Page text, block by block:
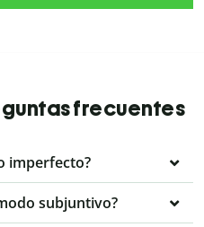
frecuentes
imperfecto?
subjuntivo?